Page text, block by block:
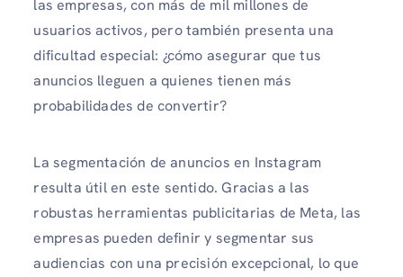
las empresas, con más de mil millones de
usuarios activos, pero también presenta una
dificultad especial: ¿cómo asegurar que tus
anuncios lleguen a quienes tienen más
probabilidades de convertir?
La segmentación de anuncios en Instagram
resulta útil en este sentido. Gracias a las
robustas herramientas publicitarias de Meta, las
empresas pueden definir y segmentar sus
audiencias con una precisión excepcional, lo que